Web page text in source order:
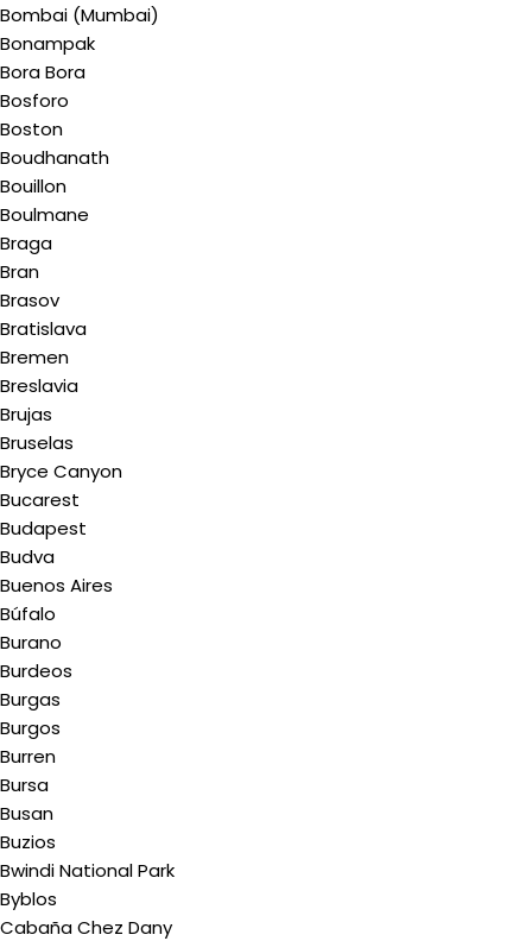
Bombai (Mumbai)
Bonampak
Bora Bora
Bosforo
Boston
Boudhanath
Bouillon
Boulmane
Braga
Bran
Brasov
Bratislava
Bremen
Breslavia
Brujas
Bruselas
Bryce Canyon
Bucarest
Budapest
Budva
Buenos Aires
Búfalo
Burano
Burdeos
Burgas
Burgos
Burren
Bursa
Busan
Buzios
Bwindi National Park
Byblos
Cabaña Chez Dany